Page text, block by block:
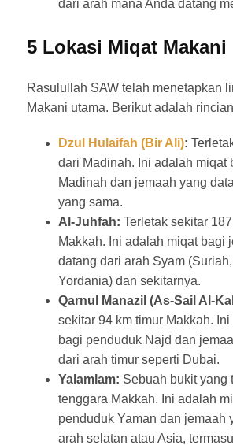
dari arah mana Anda datang
5 Lokasi Miqat Makani
Rasulullah SAW telah menetapkan
Makani utama. Berikut adalah
Dzul Hulaifah (Bir Ali):
dari Madinah. Ini adalah miqat
Madinah dan jemaah yang
yang sama.
Al-Juhfah: Terletak sekitar
Makkah. Ini adalah miqat bagi
datang dari arah Syam
Yordania) dan sekitarnya.
Qarnul Manazil (As-Sail Al-
sekitar 94 km timur Makkah.
bagi penduduk Najd dan
dari arah timur seperti Dubai.
Yalamlam: Sebuah bukit yang
tenggara Makkah. Ini adalah
penduduk Yaman dan jemaah
arah selatan atau Asia,